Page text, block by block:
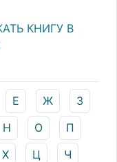
КНИГУ В
Е Ж
З
Н О
П
Х Ц
Ч